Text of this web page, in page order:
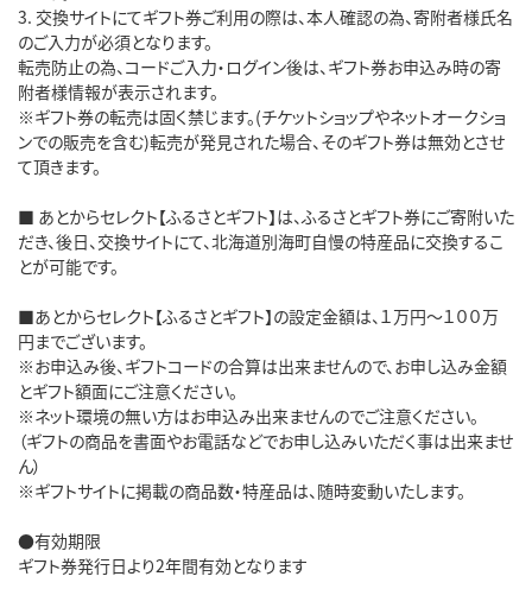
3. 交換サイトにてギフト券ご利用の際は、本人確認の為、寄附者様氏名
のご入力が必須となります。
転売防止の為、コードご入力・ログイン後は、ギフト券お申込み時の寄
附者様情報が表示されます。
※ギフト券の転売は固く禁じます。(チケットショップやネットオークショ
ンでの販売を含む)転売が発見された場合、そのギフト券は無効とさせ
て頂きます。
■ あとからセレクト【ふるさとギフト】は、ふるさとギフト券にご寄附いた
だき、後日、交換サイトにて、北海道別海町自慢の特産品に交換するこ
とが可能です。
■あとからセレクト【ふるさとギフト】の設定金額は、１万円～１００万
円までございます。
※お申込み後、ギフトコードの合算は出来ませんので、お申し込み金額
とギフト額面にご注意ください。
※ネット環境の無い方はお申込み出来ませんのでご注意ください。
（ギフトの商品を書面やお電話などでお申し込みいただく事は出来ませ
ん）
※ギフトサイトに掲載の商品数・特産品は、随時変動いたします。
●有効期限
ギフト券発行日より2年間有効となります